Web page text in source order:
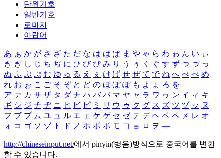
단위기호
일반기호
로마자
아랍어
あ ぁ か が さ ざ た だ な は ば ぱ ま や ゃ ら わ ゎ ん い ぃ
き ぎ し じ ち ぢ に ひ び ぴ み り う ぅ く ぐ す ず つ づ っ
ぬ ふ ぶ ぷ む ゆ ゅ る え ぇ け げ せ ぜ て で ね へ べ ぺ め
れ お ぉ こ ご そ ぞ と ど の ほ ぼ ぽ も よ ょ ろ を
ア ァ カ サ ザ タ ダ ナ ハ バ パ マ ヤ ャ ラ ワ ヮ ン イ ィ キ
ギ シ ジ チ ヂ ニ ヒ ビ ピ ミ リ ウ ゥ ク グ ス ズ ツ ヅ ッ ヌ
フ ブ プ ム ユ ュ ル エ ェ ケ ゲ セ ゼ テ デ ヘ ベ ペ メ レ オ
ォ コ ゴ ソ ゾ ト ド ノ ホ ボ ポ モ ヨ ョ ロ ヲ ―
http://chineseinput.net/에서 pinyin(병음)방식으로 중국어를 변환
할 수 있습니다.